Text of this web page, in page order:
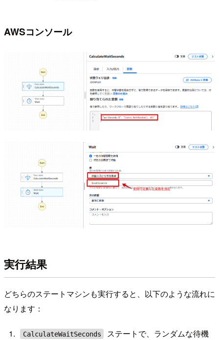
AWSコンソール
実行結果
どちらのステートマシンも実行すると、以下のような流れに
なります：
CalculateWaitSeconds
ステートで、ランダムな待機